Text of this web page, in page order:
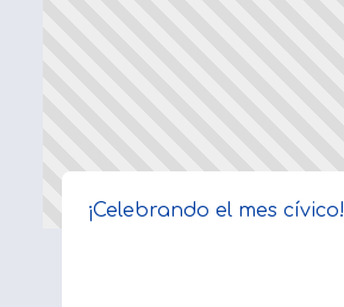
¡Celebrando el mes cívico!